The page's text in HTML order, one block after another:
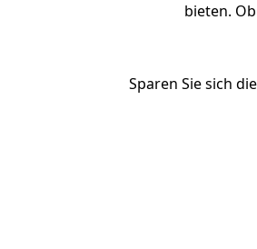
bieten.
Sparen Sie sich